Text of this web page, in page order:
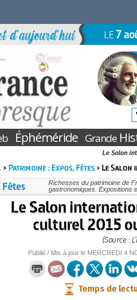
LE7
Éphéméride Grande
Le Salon
>Patrimoine : Expos, Fêtes> Le Salon
Richesses du patrimoine de
gastronomiques. Expositions
Le Salon
culturel 2015
(Source :
Publié / Mis à jour le MERCREDI 4
Temps de